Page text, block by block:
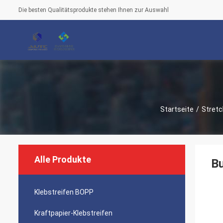
Die besten Qualitätsprodukte stehen Ihnen zur Auswahl
Startseite /
Alle Produkte
Klebstreifen BOPP
Kraftpapier-Klebstreifen